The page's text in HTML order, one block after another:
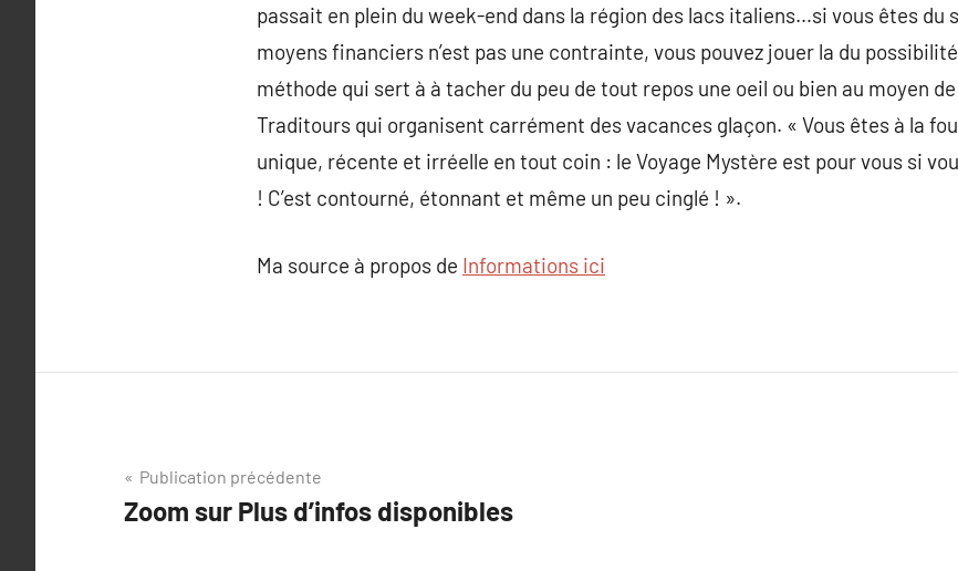
passait en plein du week-end dans la région des lacs italiens…si vous êtes du
moyens financiers n’est pas une contrainte, vous pouvez jouer la du
méthode qui sert à à tacher du peu de tout repos une oeil ou bien au moyen
Traditours qui organisent carrément des vacances glaçon. « Vous êtes à la
unique, récente et irréelle en tout coin : le Voyage Mystère est pour vous si
! C’est contourné, étonnant et même un peu cinglé ! ».
Ma source à propos de Informations ici
Navigation
de
Publication précédente
Zoom sur Plus d’infos disponibles